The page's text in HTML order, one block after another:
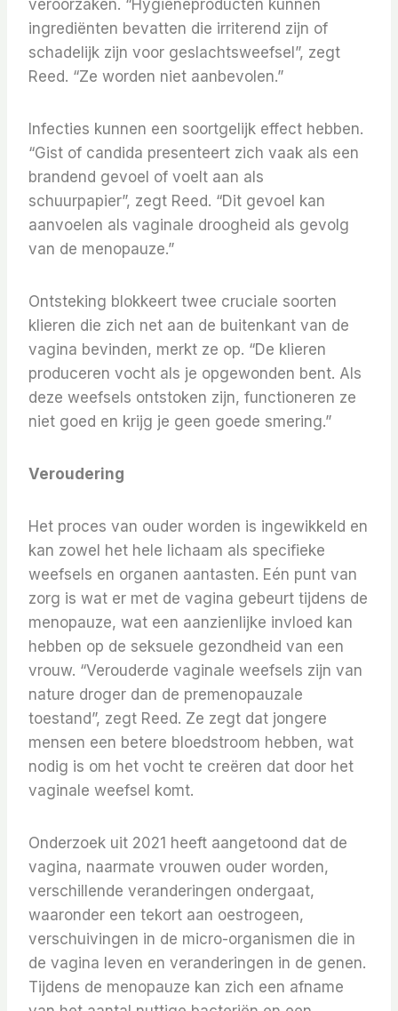
veroorzaken. “Hygiëneproducten kunnen
ingrediënten bevatten die irriterend zijn of
schadelijk zijn voor geslachtsweefsel”, zegt
Reed. “Ze worden niet aanbevolen.”
Infecties kunnen een soortgelijk effect hebben.
“Gist of candida presenteert zich vaak als een
brandend gevoel of voelt aan als
schuurpapier”, zegt Reed. “Dit gevoel kan
aanvoelen als vaginale droogheid als gevolg
van de menopauze.”
Ontsteking blokkeert twee cruciale soorten
klieren die zich net aan de buitenkant van de
vagina bevinden, merkt ze op. “De klieren
produceren vocht als je opgewonden bent. Als
deze weefsels ontstoken zijn, functioneren ze
niet goed en krijg je geen goede smering.”
Veroudering
Het proces van ouder worden is ingewikkeld en
kan zowel het hele lichaam als specifieke
weefsels en organen aantasten. Eén punt van
zorg is wat er met de vagina gebeurt tijdens de
menopauze, wat een aanzienlijke invloed kan
hebben op de seksuele gezondheid van een
vrouw. “Verouderde vaginale weefsels zijn van
nature droger dan de premenopauzale
toestand”, zegt Reed. Ze zegt dat jongere
mensen een betere bloedstroom hebben, wat
nodig is om het vocht te creëren dat door het
vaginale weefsel komt.
Onderzoek uit 2021 heeft aangetoond dat de
vagina, naarmate vrouwen ouder worden,
verschillende veranderingen ondergaat,
waaronder een tekort aan oestrogeen,
verschuivingen in de micro-organismen die in
de vagina leven en veranderingen in de genen.
Tijdens de menopauze kan zich een afname